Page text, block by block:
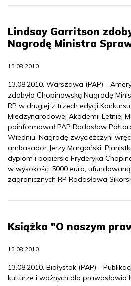
Lindsay Garritson
Nagrodę Ministra
13.08.2010
13.08.2010. Warszawa (PAP) -
zdobyła Chopinowską Nagrodę
RP w drugiej z trzech edycji
Międzynarodowej Akademii Letniej
poinformował PAP Radosław
Wiedniu. Nagrodę zwyciężczyni
ambasador Jerzy Margański.
dyplom i popiersie Fryderyka
w wysokości 5000 euro,
zagranicznych RP Radosława
Książka "O naszym
13.08.2010
13.08.2010. Białystok (PAP) -
kulturze i ważnych dla prawosławia